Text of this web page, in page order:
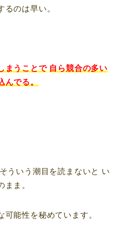
るのは早い。
まうことで 自ら競合の多い
んでる。
そういう潮目を読まないと い
まま。
能性を秘めています。